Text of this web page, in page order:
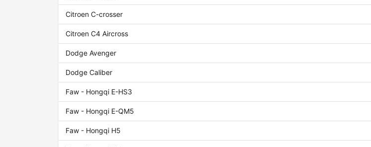
Citroen C-crosser
Citroen C4 Aircross
Dodge Avenger
Dodge Caliber
Faw - Hongqi E-HS3
Faw - Hongqi E-QM5
Faw - Hongqi H5